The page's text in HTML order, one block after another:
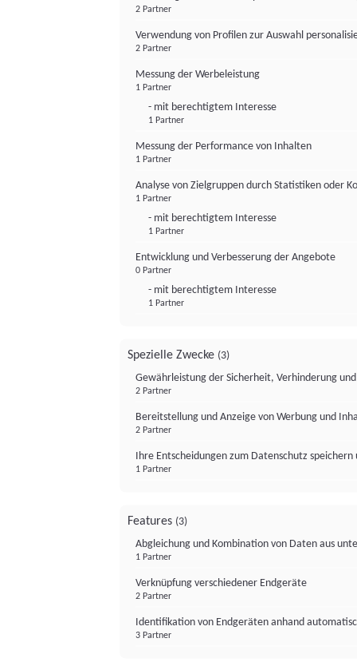
2 Partner
Verwendung von Profilen zur Auswahl
2 Partner
Messung der Werbeleistung
1 Partner
- mit berechtigtem Interesse
1 Partner
Messung der Performance von Inhalten
1 Partner
Analyse von Zielgruppen durch Statistiken oder
1 Partner
- mit berechtigtem Interesse
1 Partner
Entwicklung und Verbesserung der Angebote
0 Partner
- mit berechtigtem Interesse
1 Partner
Spezielle Zwecke (3)
Gewährleistung der Sicherheit, Verhinderung
2 Partner
Bereitstellung und Anzeige von Werbung und
2 Partner
Ihre Entscheidungen zum Datenschutz
1 Partner
Features (3)
Abgleichung und Kombination von Daten aus
1 Partner
Verknüpfung verschiedener Endgeräte
2 Partner
Identifikation von Endgeräten anhand
3 Partner